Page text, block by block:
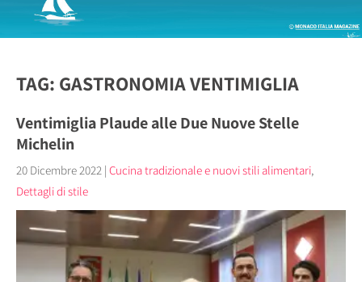
TAG: GASTRONOMIA VENTIMIGLIA
Ventimiglia Plaude alle Due Nuove Stelle
Michelin
20 Dicembre 2022 | Cucina tradizionale e nuovi stili alimentari,
Dettagli di stile